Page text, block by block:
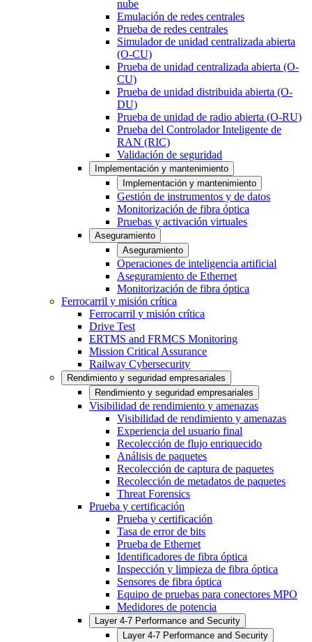
nube
Emulación de redes centrales
Prueba de redes centrales
Simulador de unidad centralizada abierta
(O-CU)
Prueba de unidad centralizada abierta (O-
CU)
Prueba de unidad distribuida abierta (O-
DU)
Prueba de unidad de radio abierta (O-RU)
Prueba del Controlador Inteligente de
RAN (RIC)
Validación de seguridad
Implementación y mantenimiento
Implementación y mantenimiento
Gestión de instrumentos y de datos
Monitorización de fibra óptica
Pruebas y activación virtuales
Aseguramiento
Aseguramiento
Operaciones de inteligencia artificial
Aseguramiento de Ethernet
Monitorización de fibra óptica
Ferrocarril y misión crítica
Ferrocarril y misión crítica
Drive Test
ERTMS and FRMCS Monitoring
Mission Critical Assurance
Railway Cybersecurity
Rendimiento y seguridad empresariales
Rendimiento y seguridad empresariales
Visibilidad de rendimiento y amenazas
Visibilidad de rendimiento y amenazas
Experiencia del usuario final
Recolección de flujo enriquecido
Análisis de paquetes
Recolección de captura de paquetes
Recolección de metadatos de paquetes
Threat Forensics
Prueba y certificación
Prueba y certificación
Tasa de error de bits
Prueba de Ethernet
Identificadores de fibra óptica
Inspección y limpieza de fibra óptica
Sensores de fibra óptica
Equipo de pruebas para conectores MPO
Medidores de potencia
Layer 4-7 Performance and Security
Layer 4-7 Performance and Security